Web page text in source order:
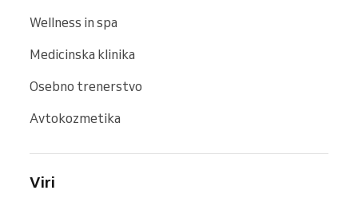
Wellness in spa
Medicinska klinika
Osebno trenerstvo
Avtokozmetika
Viri